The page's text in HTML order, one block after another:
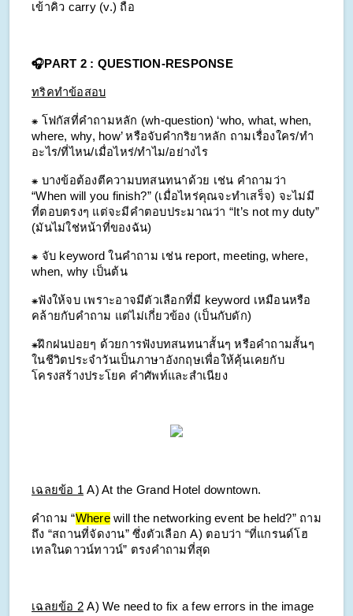
เข้าคิว carry (v.) ถือ
🎧PART 2 : QUESTION-RESPONSE
ทริคทำข้อสอบ
⁕ โฟกัสที่คำถามหลัก (wh-question) ‘who, what, when,
where, why, how’ หรือจับคำกริยาหลัก ถามเรื่องใคร/ทำ
อะไร/ที่ไหน/เมื่อไหร่/ทำไม/อย่างไร
⁕ บางข้อต้องตีความบทสนทนาด้วย เช่น คำถามว่า
“When will you finish?” (เมื่อไหร่คุณจะทำเสร็จ) จะไม่มี
ที่ตอบตรงๆ แต่จะมีคำตอบประมาณว่า “It’s not my duty”
(มันไม่ใช่หน้าที่ของฉัน)
⁕ จับ keyword ในคำถาม เช่น report, meeting, where,
when, why เป็นต้น
⁕ฟังให้จบ เพราะอาจมีตัวเลือกที่มี keyword เหมือนหรือ
คล้ายกับคำถาม แต่ไม่เกี่ยวข้อง (เป็นกับดัก)
⁕ฝึกฝนบ่อยๆ ด้วยการฟังบทสนทนาสั้นๆ หรือคำถามสั้นๆ
ในชีวิตประจำวันเป็นภาษาอังกฤษเพื่อให้คุ้นเคยกับ
โครงสร้างประโยค คำศัพท์และสำเนียง
เฉลยข้อ 1 A) At the Grand Hotel downtown.
คำถาม “Where will the networking event be held?” ถาม
ถึง “สถานที่จัดงาน” ซึ่งตัวเลือก A) ตอบว่า “ที่แกรนด์โฮ
เทลในดาวน์ทาวน์” ตรงคำถามที่สุด
เฉลยข้อ 2 A) We need to fix a few errors in the image